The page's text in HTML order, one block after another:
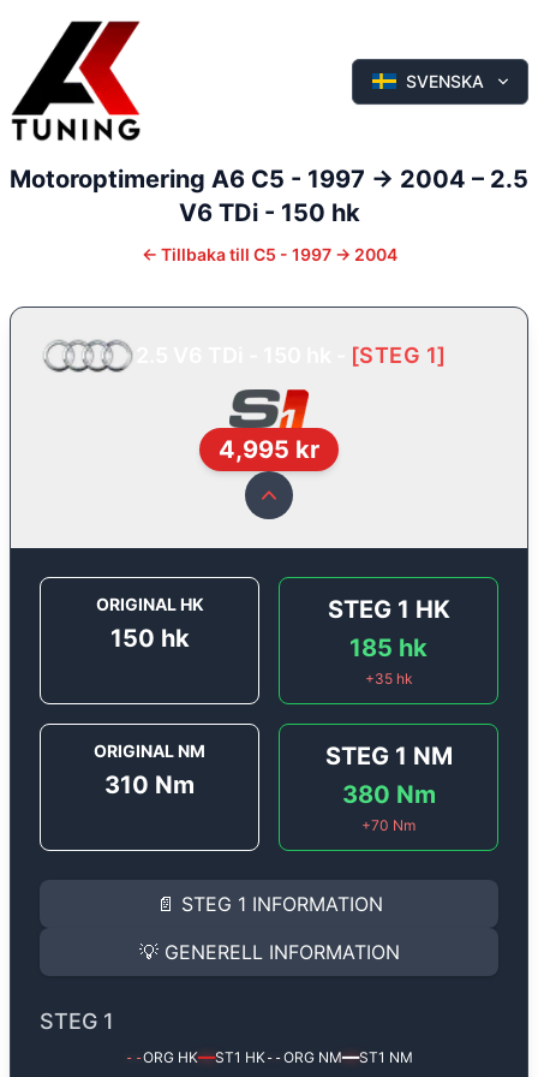
SVENSKA
Motoroptimering A6 C5 - 1997 -> 2004 – 2.5
V6 TDi - 150 hk
← Tillbaka till C5 - 1997 -> 2004
[STEG 1]
4,995 kr
ORIGINAL HK
150 hk
STEG 1 HK
185 hk
+35hk
ORIGINAL NM
310 Nm
STEG 1 NM
380 Nm
+70 Nm
📄 STEG 1 INFORMATION
INFORMATION
Steg 1
Audi A6 2.5 V6 TDi - 150
Effekten ökar från150 hktill185 hkoch
(+35 hk & +70 Nm).
Ger mer effekt, högre vridmoment, lägre
Steg 1 mjukvara justerar vi ett antal
💡 GENERELL INFORMATION
✅ All mjukvara är skräddarsydd för din bil
✅ Felsökning inann samt efter optimering
STEG 1
--ORG HK━━ST1 HK--ORG NM━━ST1 NM